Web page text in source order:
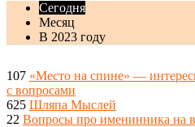
Сегодня
Месяц
В 2023 году
107 «Место на спине» —
с вопросами
625 Шляпа Мыслей
22 Вопросы про именинника на